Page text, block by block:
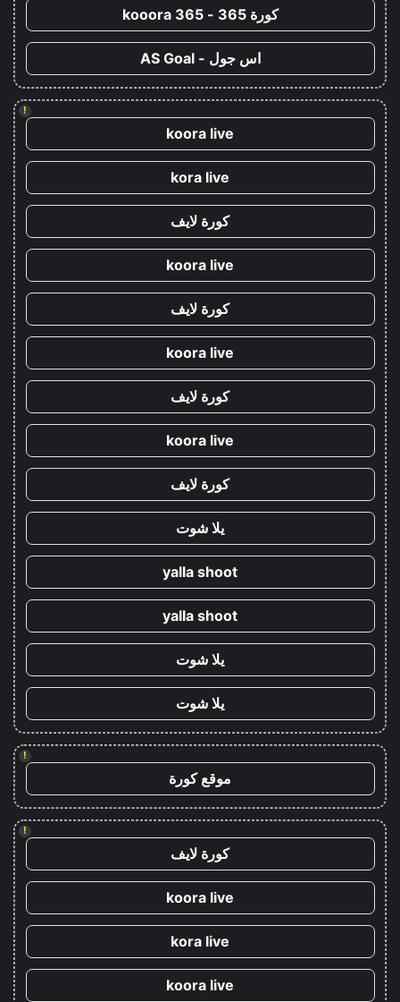
كورة 365 - kooora 365
اس جول - AS Goal
!
koora live
kora live
كورة لايف
koora live
كورة لايف
koora live
كورة لايف
koora live
كورة لايف
يلا شوت
yalla shoot
yalla shoot
يلا شوت
يلا شوت
!
موقع كورة
!
كورة لايف
koora live
kora live
koora live